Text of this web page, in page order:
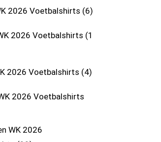
2026 Voetbalshirts 6
2026 Voetbalshirts 1
2026 Voetbalshirts 4
2026 Voetbalshirts
WK 2026